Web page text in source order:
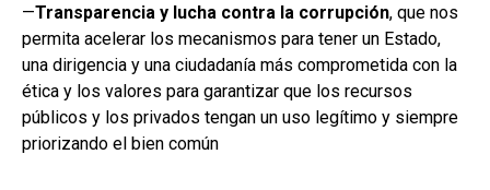
—Transparencia y lucha contra la corrupción, que nos
permita acelerar los mecanismos para tener un Estado,
una dirigencia y una ciudadanía más comprometida con la
ética y los valores para garantizar que los recursos
públicos y los privados tengan un uso legítimo y siempre
priorizando el bien común